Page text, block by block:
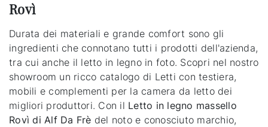
Rovì
Durata dei materiali e grande comfort sono gli
ingredienti che connotano tutti i prodotti dell'azienda,
tra cui anche il letto in legno in foto. Scopri nel nostro
showroom un ricco catalogo di Letti con testiera,
mobili e complementi per la camera da letto dei
migliori produttori. Con il Letto in legno massello
Rovì di Alf Da Frè del noto e conosciuto marchio,